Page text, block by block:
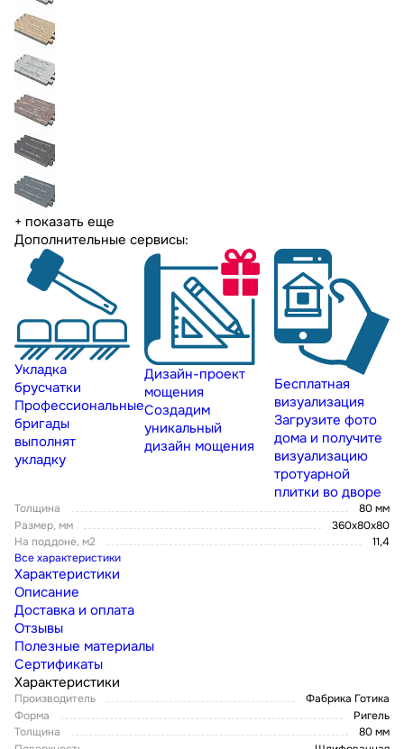
+ показать еще
Дополнительные сервисы:
Укладка
брусчатки
Профессиональные
бригады
выполнят
укладку
Дизайн-проект
мощения
Создадим
уникальный
дизайн мощения
Бесплатная
визуализация
Загрузите фото
дома и получите
визуализацию
тротуарной
плитки во дворе
Толщина
80 мм
Размер, мм
360x80x80
На поддоне, м2
11,4
Все характеристики
Характеристики
Описание
Доставка и оплата
Отзывы
Полезные материалы
Сертификаты
Характеристики
Производитель
Фабрика Готика
Форма
Ригель
Толщина
80 мм